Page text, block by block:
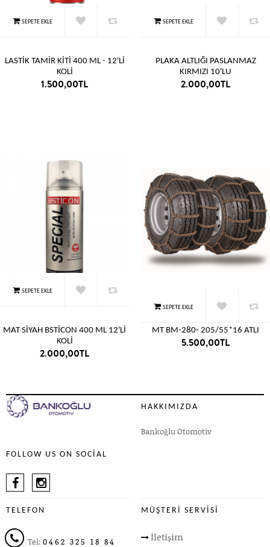
LASTİK TAMİR KİTİ 400 ML - 12'Lİ
KOLİ
1.500,00TL
PLAKA ALTLIĞI PASLANMAZ
KIRMIZI 10'LU
2.000,00TL
MAT SİYAH BSTİCON 400 ML 12'Lİ
KOLİ
2.000,00TL
MT BM-280- 205/55*16 ATLI
5.500,00TL
HAKKIMIZDA
Bankoğlu Otomotiv
FOLLOW US ON SOCIAL
TELEFON
Tel: 0462 325 18 84
MÜŞTERI SERVISI
İletişim